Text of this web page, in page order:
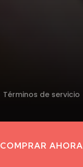
Términos de servicio
COMPRAR AHORA